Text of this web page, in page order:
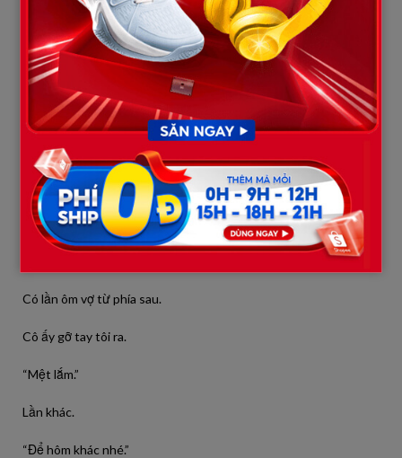
Ngày mới cưới, chúng tôi từng rất gần gũi.
Chỉ cần nhìn nhau cũng đủ hiểu đối phương muốn gì.
Nhưng rồi công việc nhiều hơn.
Áp lực nhiều hơn.
Con cái nhiều hơn.
Khoảng cách cũng nhiều hơn.
Có lần ôm vợ từ phía sau.
Cô ấy gỡ tay tôi ra.
“Mệt lắm.”
Lần khác.
“Để hôm khác nhé.”